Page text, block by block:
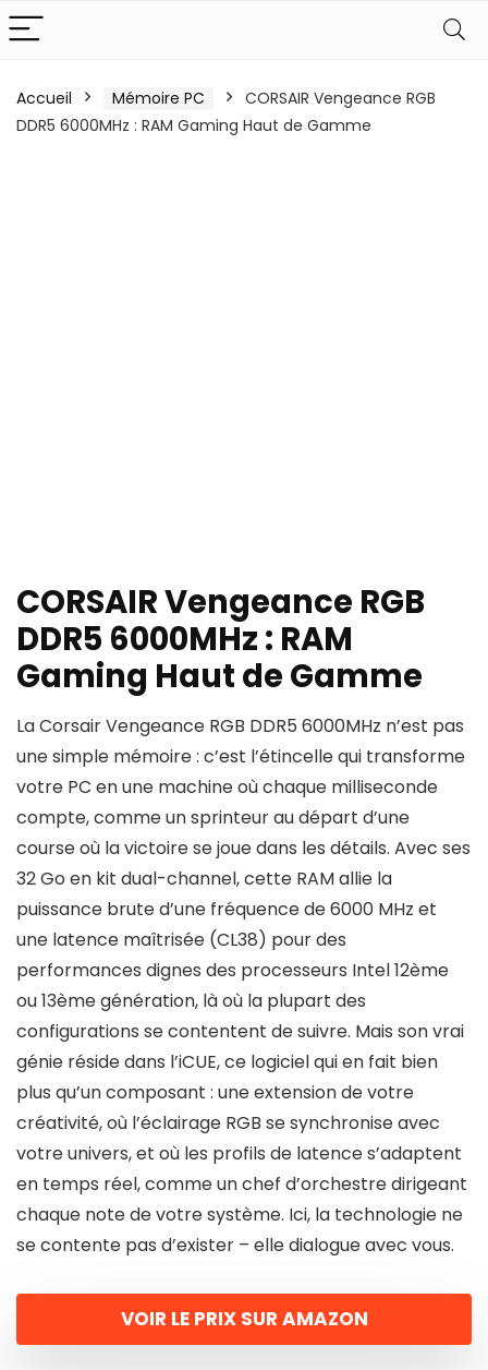
Accueil Mémoire PC
CORSAIR Vengeance RGB
DDR5 6000MHz : RAM Gaming Haut de Gamme
CORSAIR Vengeance RGB
DDR5 6000MHz : RAM
Gaming Haut de Gamme
La Corsair Vengeance RGB DDR5 6000MHz n’est pas
une simple mémoire : c’est l’étincelle qui transforme
votre PC en une machine où chaque milliseconde
compte, comme un sprinteur au départ d’une
course où la victoire se joue dans les détails. Avec ses
32 Go en kit dual-channel, cette RAM allie la
puissance brute d’une fréquence de 6000 MHz et
une latence maîtrisée (CL38) pour des
performances dignes des processeurs Intel 12ème
ou 13ème génération, là où la plupart des
configurations se contentent de suivre. Mais son vrai
génie réside dans l’iCUE, ce logiciel qui en fait bien
plus qu’un composant : une extension de votre
créativité, où l’éclairage RGB se synchronise avec
votre univers, et où les profils de latence s’adaptent
en temps réel, comme un chef d’orchestre dirigeant
chaque note de votre système. Ici, la technologie ne
se contente pas d’exister – elle dialogue avec vous.
VOIR LE PRIX SUR AMAZON